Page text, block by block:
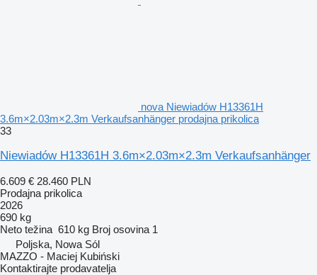
nova Niewiadów H13361H
3.6m×2.03m×2.3m Verkaufsanhänger prodajna prikolica
33
Niewiadów H13361H 3.6m×2.03m×2.3m Verkaufsanhänger
6.609 € 28.460 PLN
Prodajna prikolica
2026
690 kg
Neto težina 610 kg Broj osovina 1
Poljska, Nowa Sól
MAZZO - Maciej Kubiński
Kontaktirajte prodavatelja